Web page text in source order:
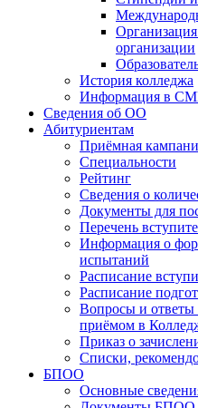
организации
История колледжа
Информация в
Сведения об ОО
Абитуриентам
Приёмная
Специальности
Рейтинг
Сведения о
Документы для
Перечень
Информация о
испытаний
Расписание
Расписание
Вопросы и ответы
приёмом в
Приказ о
Списки,
БПОО
Основные